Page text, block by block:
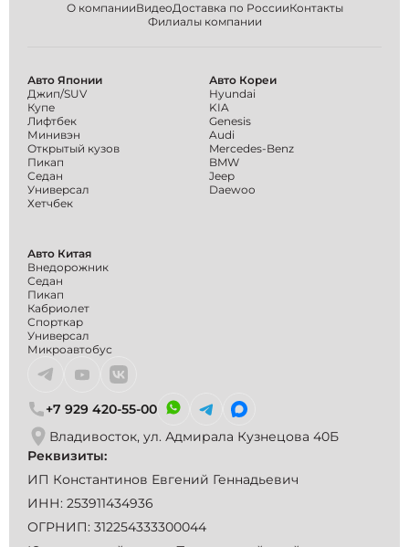
О компанииВидеоДоставка по РоссииКонтакты
Филиалы компании
+7 929 420-55-00
Владивосток, ул. Адмирала Кузнецова 40Б
Реквизиты:
ИП Константинов Евгений Геннадьевич
ИНН: 253911434936
ОГРНИП: 312254333300044
Авто Японии
Джип/SUV
Купе
Лифтбек
Минивэн
Открытый кузов
Пикап
Седан
Универсал
Хетчбек
Авто Кореи
Hyundai
KIA
Genesis
Audi
Mercedes-Benz
BMW
Jeep
Daewoo
Авто Китая
Внедорожник
Седан
Пикап
Кабриолет
Спорткар
Универсал
Микроавтобус